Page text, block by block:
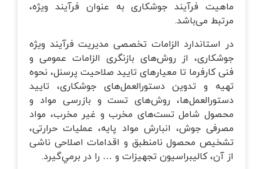
ماهیت فرآیند جوشکاری به عنوان فرآيند ويژه،
مرتبط می‌باشد.
در استاندارد الزامات تخصصی مدیریت فرآیند ویژه
جوشکاری، از روش‌های بازنگری الزامات عمومی و
فنی کارفرما تا معیارهای تایید صلاحیت پرسنل، نحوه
تهیه و تدوین دستورالعمل‌های جوشکاری، تایید
دستورالعمل‌ها، روش‌های تست و بازرسی مواد و
محصول شامل تست‌های مخرب و غیر مخرب، مواد
مصرفی جوش، انبارش مواد پایه، عملیات حرارتی،
تشخیص محصول نامنطبق و اقدامات اصلاحی ناشی
از آن، کالیبراسیون تجهیزات و … را در برمي‌گیرد.